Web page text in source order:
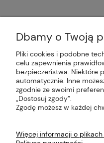
Plus Market Sp. z
Krasnystaw, woj.
| tel: 607 770
Dbamy o Twoją
Pliki cookies i podobne
celu zapewnienia
bezpieczeństwa. Niektóre
automatycznie. Inne
zgodnie ze swoimi
„Dostosuj zgody”.
Zgodę możesz w każdej
Więcej informacji o plikach